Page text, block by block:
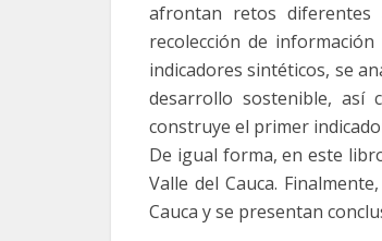
afrontan retos
recolección de
indicadores sintéticos, se
desarrollo sostenible,
construye el primer
De igual forma, en este
Valle del Cauca.
Cauca y se presentan